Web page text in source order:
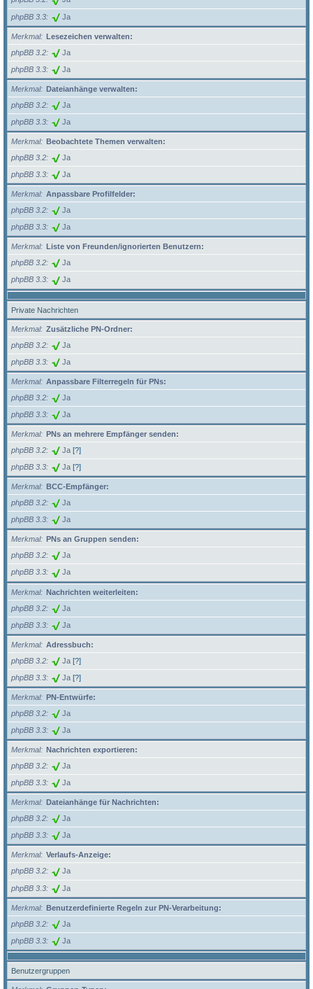
phpBB 3.3 Ja
Merkmal
Lesezeichen verwalten:
phpBB 3.2
Ja
phpBB 3.3 Ja
Merkmal
Dateianhänge verwalten:
phpBB 3.2
Ja
phpBB 3.3 Ja
Merkmal
Beobachtete Themen verwalten:
phpBB 3.2
Ja
phpBB 3.3 Ja
Merkmal
Anpassbare Profilfelder:
phpBB 3.2
Ja
phpBB 3.3 Ja
Merkmal
Liste von Freunden/ignorierten Benutzern:
phpBB 3.2
Ja
phpBB 3.3 Ja
Private Nachrichten
Merkmal
Zusätzliche PN-Ordner:
phpBB 3.2
Ja
phpBB 3.3 Ja
Merkmal
Anpassbare Filterregeln für PNs:
phpBB 3.2
Ja
phpBB 3.3 Ja
Merkmal
PNs an mehrere Empfänger senden:
phpBB 3.2
Ja [?]
phpBB 3.3 Ja [?]
Merkmal
BCC-Empfänger:
phpBB 3.2
Ja
phpBB 3.3 Ja
Merkmal
PNs an Gruppen senden:
phpBB 3.2
Ja
phpBB 3.3 Ja
Merkmal
Nachrichten weiterleiten:
phpBB 3.2
Ja
phpBB 3.3 Ja
Merkmal
Adressbuch:
phpBB 3.2
Ja [?]
phpBB 3.3 Ja [?]
Merkmal
PN-Entwürfe:
phpBB 3.2
Ja
phpBB 3.3 Ja
Merkmal
Nachrichten exportieren:
phpBB 3.2
Ja
phpBB 3.3 Ja
Merkmal
Dateianhänge für Nachrichten:
phpBB 3.2
Ja
phpBB 3.3 Ja
Merkmal
Verlaufs-Anzeige:
phpBB 3.2
Ja
phpBB 3.3 Ja
Merkmal
Benutzerdefinierte Regeln zur PN-Verarbeitung:
phpBB 3.2
Ja
phpBB 3.3 Ja
Benutzergruppen